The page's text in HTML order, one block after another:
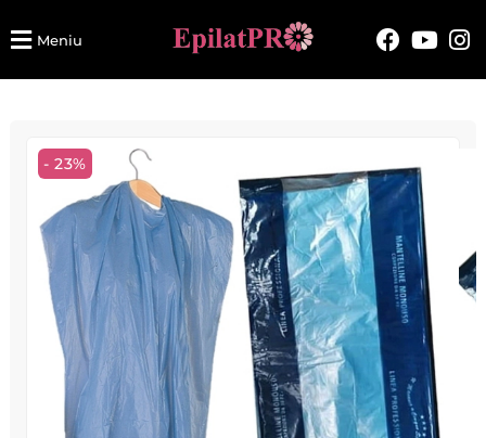
Meniu
- 23%